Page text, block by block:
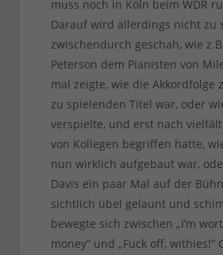
muss noch in Köln beim WDR
Darauf wird allerdings nicht zu
zwischendurch geschah, wie
Peterson dem Pianisten von
mal zeigte, wie die Akkordfolge
zu spielenden Titel war, oder
verspielte, und erst nach
von Kollegen begriffen hatte,
nun wirklich aufgebaut war,
Davis ein paar Mal auf der
sichtlich übel gelaunt und
bewegte sich zwischen „I’m
money“ und „Fuck off, withies!“